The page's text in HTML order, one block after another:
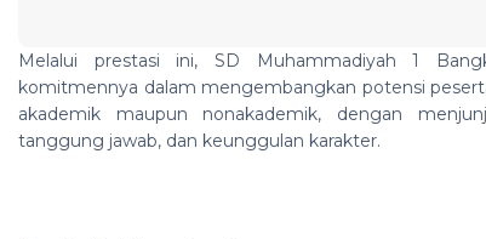
Melalui prestasi ini, SD Muhammadiyah 1
komitmennya dalam mengembangkan potensi
akademik maupun nonakademik, dengan
tanggung jawab, dan keunggulan karakter.